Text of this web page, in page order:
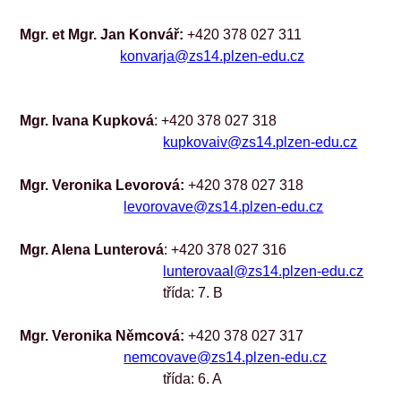
Mgr. et Mgr. Jan Konvář: +420 378 027 311
konvarja@zs14.plzen-edu.cz
Mgr. Ivana Kupková: +420 378 027 318
kupkovaiv@zs14.plzen-edu.cz
Mgr. Veronika Levorová: +420 378 027 318
levorovave@zs14.plzen-edu.cz
Mgr. Alena Lunterová: +420 378 027 316
lunterovaal@zs14.plzen-edu.cz
třída: 7. B
Mgr. Veronika Němcová: +420 378 027 317
nemcovave@zs14.plzen-edu.cz
třída: 6. A